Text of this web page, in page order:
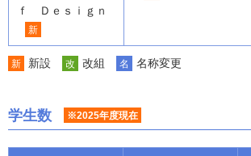
ｆ Ｄｅｓｉｇｎ
新
新 新設 改 改組 名 名称変更
学生数 ※2025年度現在